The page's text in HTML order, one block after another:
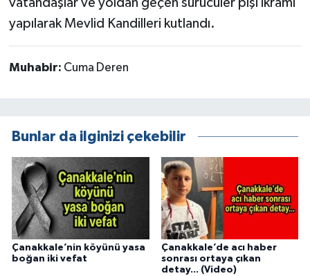
vatandaşlar ve yoldan geçen sürücüler pişi ikramı
yapılarak Mevlid Kandilleri kutlandı.
Muhabir: Cuma Deren
Bunlar da ilginizi çekebilir
Çanakkale’nin köyünü yasa
boğan iki vefat
Çanakkale’de acı haber
sonrası ortaya çıkan
detay... (Video)